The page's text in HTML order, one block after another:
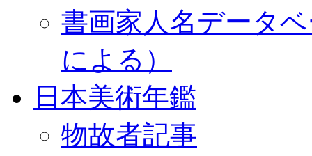
書画家人名データ
による）
日本美術年鑑
物故者記事